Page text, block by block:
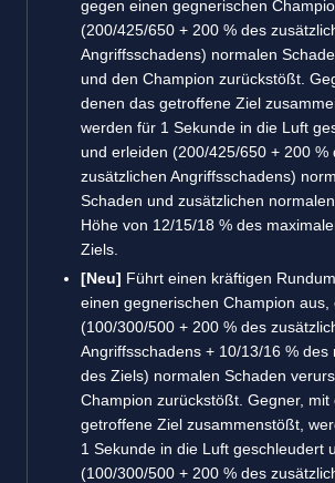
gegen einen gegnerischen
(200/425/650 + 200 % des
Angriffsschadens) normalen
und den Champion zurückstößt.
denen das getroffene Ziel
werden für 1 Sekunde in die Luft
und erleiden (200/425/650 + 200 %
zusätzlichen Angriffsschadens)
Schaden und zusätzlichen
Höhe von 12/15/18 % des
Ziels.
[Neu] Führt einen kräftigen
einen gegnerischen Champion aus,
(100/300/500 + 200 % des
Angriffsschadens + 10/13/16 % des
des Ziels) normalen Schaden
Champion zurückstößt. Gegner, mit
getroffene Ziel zusammenstößt,
1 Sekunde in die Luft geschleudert
(100/300/500 + 200 % des